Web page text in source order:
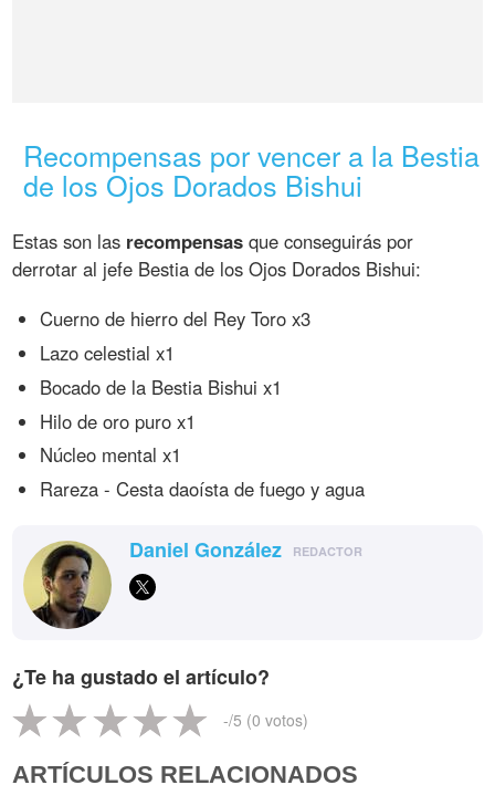
Recompensas por vencer a la Bestia
de los Ojos Dorados Bishui
Estas son las recompensas que conseguirás por
derrotar al jefe Bestia de los Ojos Dorados Bishui:
Cuerno de hierro del Rey Toro x3
Lazo celestial x1
Bocado de la Bestia Bishui x1
Hilo de oro puro x1
Núcleo mental x1
Rareza - Cesta daoísta de fuego y agua
Daniel González REDACTOR
¿Te ha gustado el artículo?
-/5 (0 votos)
ARTÍCULOS RELACIONADOS